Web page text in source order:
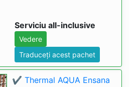
Serviciu all-inclusive
Vedere
Traduceți acest pachet
✔️ Thermal AQUA Ensana